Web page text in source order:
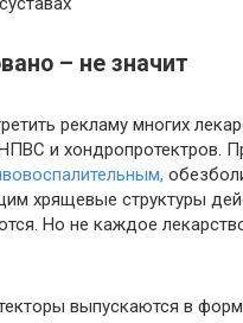
– не значит
рекламу многих
и хондропротектров.
хрящевые структуры
Но не каждое
выпускаются в